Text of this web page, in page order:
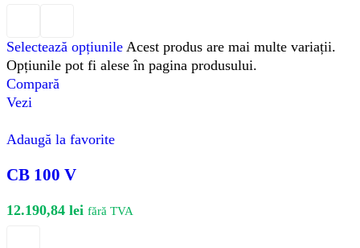
Selectează opțiunile Acest produs are mai multe variații.
Opțiunile pot fi alese în pagina produsului.
Compară
Vezi
Adaugă la favorite
CB 100 V
12.190,84 lei fără TVA